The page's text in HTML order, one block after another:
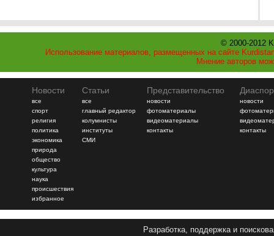
© 2000-2012
Использование материалов, размещенных на сайте
Мнение авторов
Новости
все
спорт
религия
политика
экономика
природа
общество
культура
наука
происшествия
избранное
Статьи
все
главный редактор
колумнисты
институты
СМИ
Представительство
новости
фотоматериалы
видеоматериалы
контакты
новости
контакты
Разработка, поддержка и